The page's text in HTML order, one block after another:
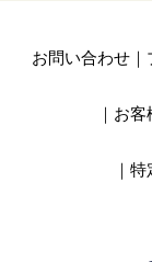
お問い合わせ
お客
特